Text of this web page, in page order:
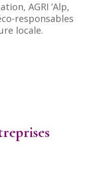
AGRI ’Alp,
responsables
locale.